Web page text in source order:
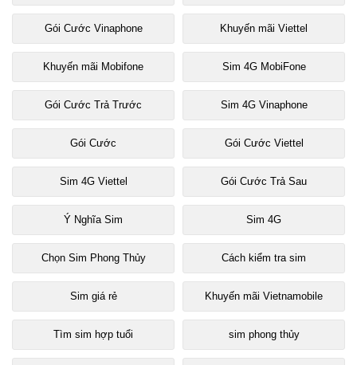
Gói Cước Vinaphone Khuyến mãi Viettel
Khuyến mãi Mobifone Sim 4G MobiFone
Gói Cước Trả Trước Sim 4G Vinaphone
Gói Cước Gói Cước Viettel
Sim 4G Viettel Gói Cước Trả Sau
Ý Nghĩa Sim Sim 4G
Chọn Sim Phong Thủy Cách kiểm tra sim
Sim giá rẻ Khuyến mãi Vietnamobile
Tìm sim hợp tuổi sim phong thủy